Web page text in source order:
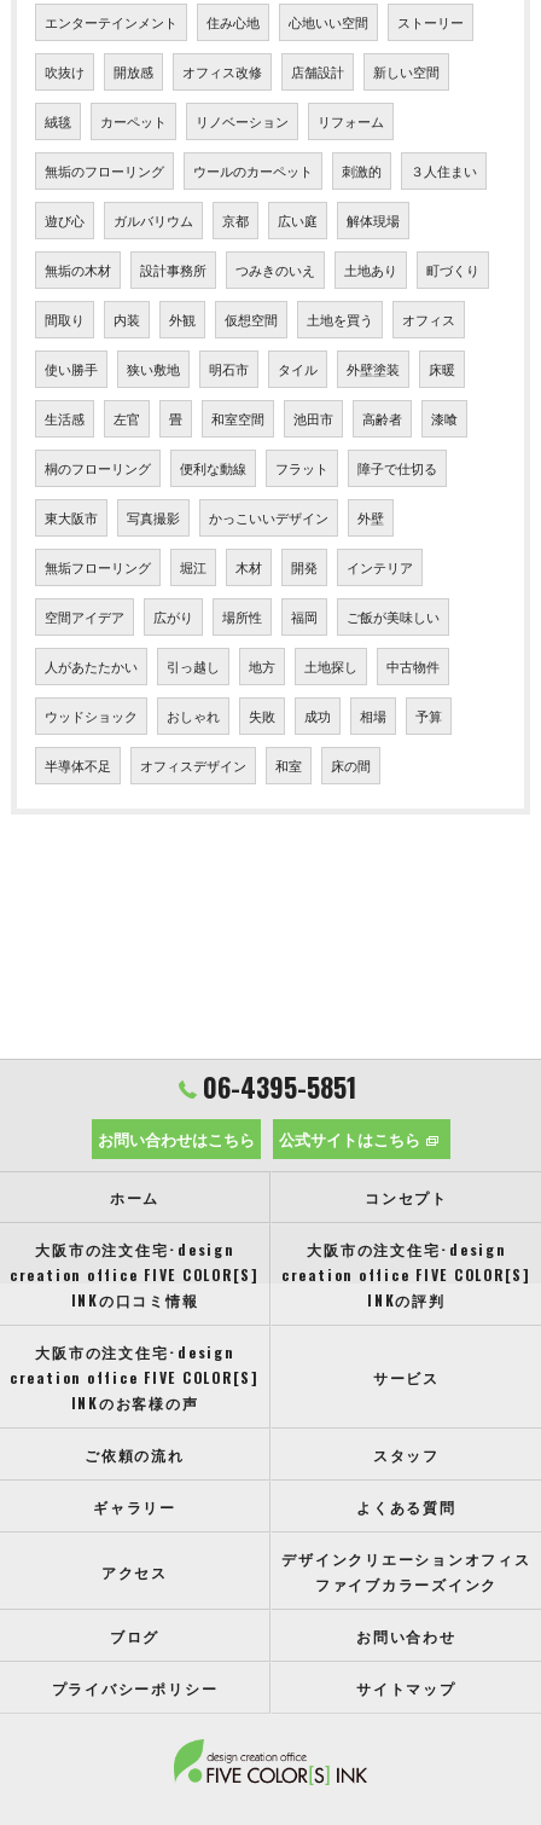
エンターテインメント 住み心地 心地いい空間 ストーリー
吹抜け 開放感 オフィス改修 店舗設計 新しい空間
絨毯 カーペット リノベーション リフォーム
無垢のフローリング ウールのカーペット 刺激的 ３人住まい
遊び心 ガルバリウム 京都 広い庭 解体現場
無垢の木材 設計事務所 つみきのいえ 土地あり 町づくり
間取り 内装 外観 仮想空間 土地を買う オフィス
使い勝手 狭い敷地 明石市 タイル 外壁塗装 床暖
生活感 左官 畳 和室空間 池田市 高齢者 漆喰
桐のフローリング 便利な動線 フラット 障子で仕切る
東大阪市 写真撮影 かっこいいデザイン 外壁
無垢フローリング 堀江 木材 開発 インテリア
空間アイデア 広がり 場所性 福岡 ご飯が美味しい
人があたたかい 引っ越し 地方 土地探し 中古物件
ウッドショック おしゃれ 失敗 成功 相場 予算
半導体不足 オフィスデザイン 和室 床の間
06-4395-5851
お問い合わせはこちら 公式サイトはこちら
ホーム コンセプト
大阪市の注文住宅･design
creation office FIVE COLOR[S]
INKの口コミ情報
大阪市の注文住宅･design
creation office FIVE COLOR[S]
INKの評判
大阪市の注文住宅･design
creation office FIVE COLOR[S]
INKのお客様の声
サービス
ご依頼の流れ スタッフ
ギャラリー よくある質問
アクセス
デザインクリエーションオフィス
ファイブカラーズインク
ブログ お問い合わせ
プライバシーポリシー サイトマップ